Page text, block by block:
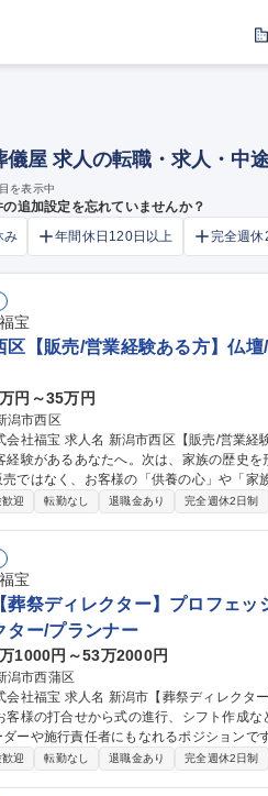
儀屋 求人の転職・求人・中
を表示中
追加設定を忘れていませんか？
み
年間休日120日以上 完全週休
宝
区【販売/営業経験ある方】仏
円～35万円
潟市西区
】仏壇/墓石販売★一生に一度の感謝に立会う 仕事
経験があるあなたへ。次は、家族の歴史
はなく、お客様の「供養の心」や「家族の歴史」
や石の種類などひとつひとつお客様の要
の感謝に立会う
迎 転勤なし 退職金あり 完全週休2日制
宝
葬祭ディレクター】プロフェ
ター/プランナー
1000円～53万2000円
潟市西蒲区
フェッショナル枠◆業務改善/育成得意な方ぜひ 仕
客様の打合せから式の進行、シフト作成
ダーや施行責任者にもなれるポジション
迎 転勤なし 退職金あり 完全週休2日制